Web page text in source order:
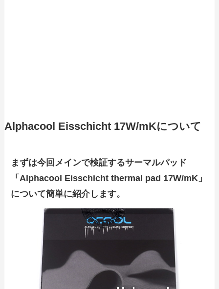
Alphacool Eisschicht 17W/mKについて
まずは今回メインで検証するサーマルパッド
「Alphacool Eisschicht thermal pad 17W/mK」
について簡単に紹介します。